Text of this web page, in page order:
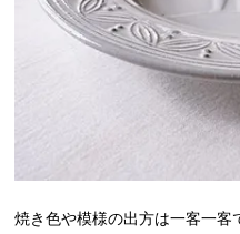
焼き色や模様の出方は一客一客